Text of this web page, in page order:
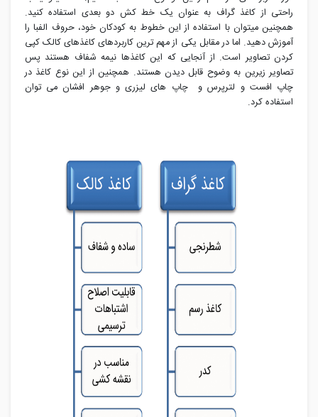
راحتی از کاغذ گراف به عنوان یک خط کش دو بعدی استفاده کنید.
همچنین میتوان با استفاده از این خطوط به کودکان خود، حروف الفبا را
آموزش دهید. اما در مقابل یکی از مهم ترین کاربردهای کاغذهای کالک کپی
کردن تصاویر است. از آنجایی که این کاغذها نیمه شفاف هستند پس
تصاویر زیرین به وضوح قابل دیدن هستند. همچنین از این نوع کاغذ در
چاپ افست و لترپرس و چاپ های لیزری و جوهر افشان می توان
استفاده کرد.